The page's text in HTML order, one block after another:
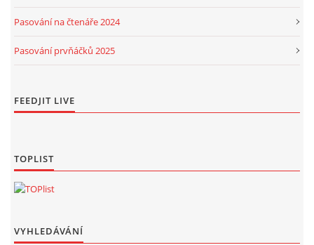
Pasování na čtenáře 2024
Pasování prvňáčků 2025
FEEDJIT LIVE
TOPLIST
VYHLEDÁVÁNÍ